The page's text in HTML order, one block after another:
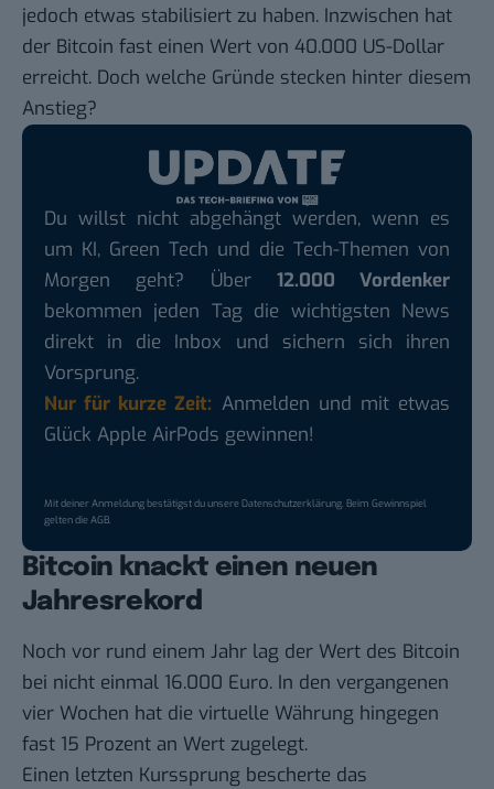
jedoch etwas stabilisiert zu haben. Inzwischen hat
der Bitcoin fast einen Wert von 40.000 US-Dollar
erreicht. Doch welche Gründe stecken hinter diesem
Anstieg?
Du willst nicht abgehängt werden, wenn es
um KI, Green Tech und die Tech-Themen von
Morgen geht? Über 12.000 Vordenker
bekommen jeden Tag die wichtigsten News
direkt in die Inbox und sichern sich ihren
Vorsprung.
Nur für kurze Zeit: Anmelden und mit etwas
Glück Apple AirPods gewinnen!
Mit deiner Anmeldung bestätigst du unsereDatenschutzerklärung. Beim Gewinnspiel
gelten dieAGB.
Bitcoin knackt einen neuen
Jahresrekord
Noch vor rund einem Jahr lag der Wert des Bitcoin
bei nicht einmal 16.000 Euro. In den vergangenen
vier Wochen hat die virtuelle Währung hingegen
fast 15 Prozent an Wert zugelegt.
Einen letzten Kurssprung bescherte das